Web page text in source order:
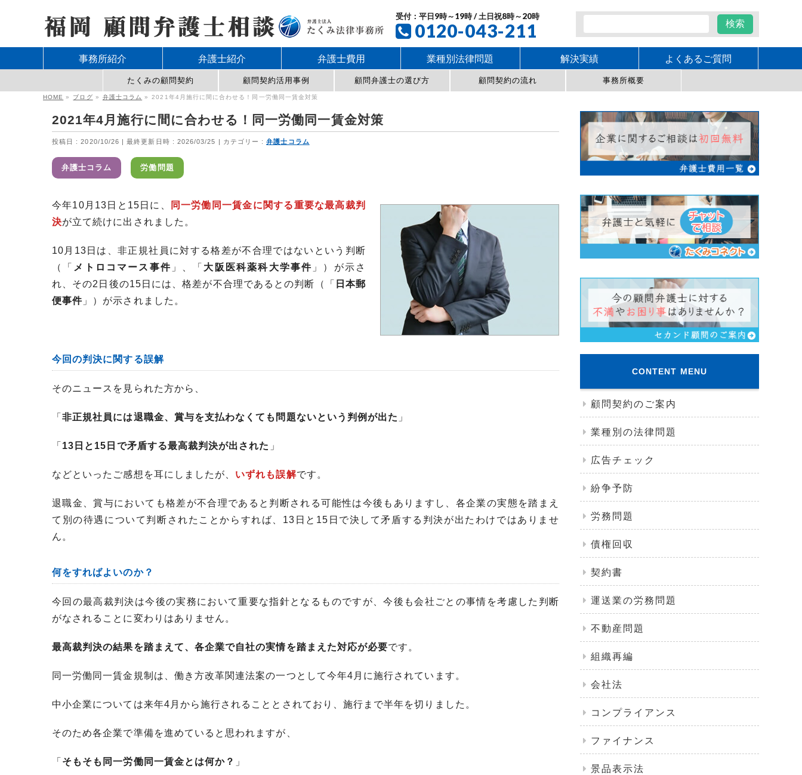
受付：平日9時～19時 / 土日祝8時～20時
0120-043-211
事務所紹介 弁護士紹介 弁護士費用 業種別法律問題 解決実績 よくあるご質問
たくみの顧問契約 顧問契約活用事例 顧問弁護士の選び方 顧問契約の流れ 事務所概要
HOME » ブログ » 弁護士コラム » 2021年4月施行に間に合わせる！同一労働同一賃金対策
2021年4月施行に間に合わせる！同一労働同一賃金対策
投稿日 : 2020/10/26 最終更新日時 : 2026/03/25 カテゴリー :弁護士コラム
弁護士コラム 労働問題
今年10月13日と15日に、
同一労働同一賃金に関する重要な最高裁判
決が立て続けに出されました。
10月13日は、非正規社員に対する格差が不合理ではないという判断
（「
メトロコマース事件 」、「 大阪医科薬科大学事件 」）が示さ
れ、その2日後の15日には、格差が不合理であるとの判断（「
日本郵
便事件 」）が示されました。
今回の判決に関する誤解
そのニュースを見られた方から、
「非正規社員には退職金、賞与を支払わなくても問題ないという判例が出た 」
「 13日と15日で矛盾する最高裁判決が出された 」
などといったご感想を耳にしましたが、 いずれも誤解です。
退職金、賞与においても格差が不合理であると判断される可能性は今後もありますし、各企業の実態を踏まえ
て別の待遇について判断されたことからすれば、13日と15日で決して矛盾する判決が出たわけではありませ
ん。
何をすればよいのか？
今回の最高裁判決は今後の実務において重要な指針となるものですが、今後も会社ごとの事情を考慮した判断
がなされることに変わりはありません。
最高裁判決の結果を踏まえて、各企業で自社の実情を踏まえた対応が必要です。
同一労働同一賃金規制は、働き方改革関連法案の一つとして今年4月に施行されています。
中小企業については来年4月から施行されることとされており、施行まで半年を切りました。
そのため各企業で準備を進めていると思われますが、
「 そもそも同一労働同一賃金とは何か？ 」
CONTENT MENU
顧問契約のご案内
業種別の法律問題
広告チェック
紛争予防
労務問題
債権回収
契約書
運送業の労務問題
不動産問題
組織再編
会社法
コンプライアンス
ファイナンス
景品表示法